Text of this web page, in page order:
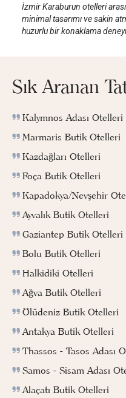
İzmir Karaburun otelleri
minimal tasarımı ve sakin
huzurlu bir konaklama
Sık Aranan
Kalymnos Adası Otelleri
Marmaris Butik Otelleri
Kazdağları Otelleri
Foça Butik Otelleri
Kapadokya/Nevşehir
Ayvalık Butik Otelleri
Gaziantep Butik Otelleri
Bolu Butik Otelleri
Halkidiki Otelleri
Ağva Butik Otelleri
Ölüdeniz Butik Otelleri
Antakya Butik Otelleri
Thassos - Tasos Adası
Samos - Sisam Adası
Alaçatı Butik Otelleri